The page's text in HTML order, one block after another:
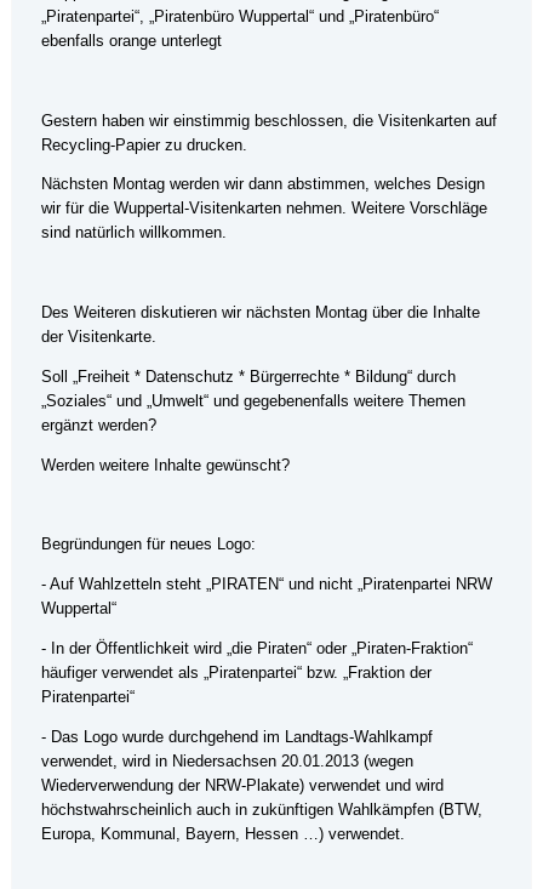
„Piratenpartei“, „Piratenbüro Wuppertal“ und „Piratenbüro“
ebenfalls orange unterlegt
Gestern haben wir einstimmig beschlossen, die Visitenkarten auf
Recycling-Papier zu drucken.
Nächsten Montag werden wir dann abstimmen, welches Design
wir für die Wuppertal-Visitenkarten nehmen. Weitere Vorschläge
sind natürlich willkommen.
Des Weiteren diskutieren wir nächsten Montag über die Inhalte
der Visitenkarte.
Soll „Freiheit * Datenschutz * Bürgerrechte * Bildung“ durch
„Soziales“ und „Umwelt“ und gegebenenfalls weitere Themen
ergänzt werden?
Werden weitere Inhalte gewünscht?
Begründungen für neues Logo:
- Auf Wahlzetteln steht „PIRATEN“ und nicht „Piratenpartei NRW
Wuppertal“
- In der Öffentlichkeit wird „die Piraten“ oder „Piraten-Fraktion“
häufiger verwendet als „Piratenpartei“ bzw. „Fraktion der
Piratenpartei“
- Das Logo wurde durchgehend im Landtags-Wahlkampf
verwendet, wird in Niedersachsen 20.01.2013 (wegen
Wiederverwendung der NRW-Plakate) verwendet und wird
höchstwahrscheinlich auch in zukünftigen Wahlkämpfen (BTW,
Europa, Kommunal, Bayern, Hessen …) verwendet.